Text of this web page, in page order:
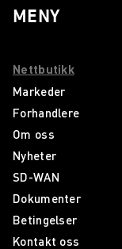
MENY
Nettbutikk
Markeder
Forhandlere
Om oss
Nyheter
SD-WAN
Dokumenter
Betingelser
Kontakt oss